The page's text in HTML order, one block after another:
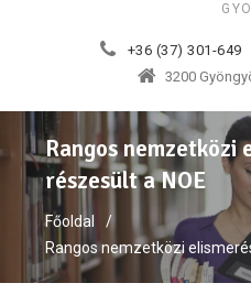
+36 (37) 301-649
3200
Rangos nemzetközi
részesült a NOE
Főoldal
Rangos nemzetközi